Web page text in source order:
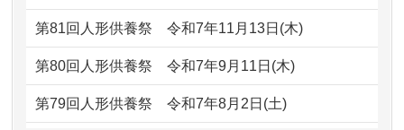
2026/06/30長年大事にしてきた雛人形です、供養
ガラスケースのまま引き取ってくださ
るのが助か...
供養が終わったお人形以外はどうして
るのですか？
第81回人形供養祭令和7年11月13日(木)
第80回人形供養祭令和7年9月11日(木)
第79回人形供養祭令和7年8月2日(土)